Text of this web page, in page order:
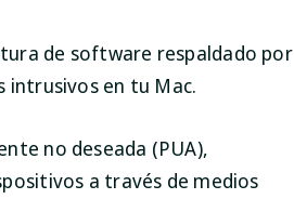
de software respaldado por
intrusivos en tu Mac.
no deseada (PUA),
a través de medios